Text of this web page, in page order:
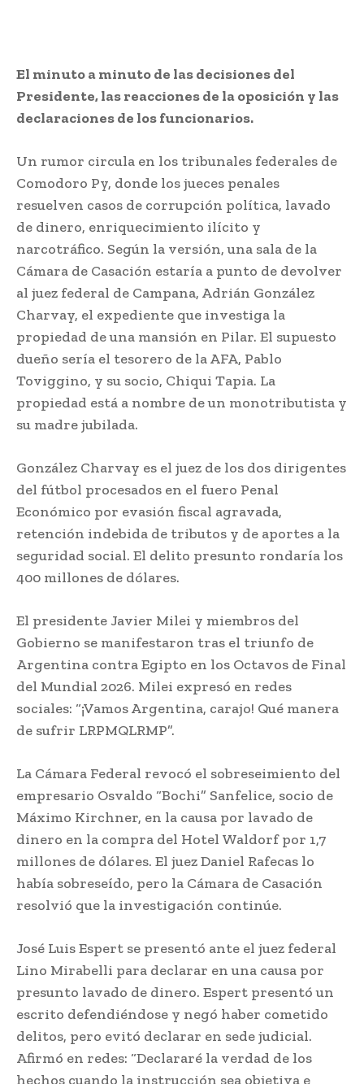
El minuto a minuto de las decisiones del
Presidente, las reacciones de la oposición y las
declaraciones de los funcionarios.
Un rumor circula en los tribunales federales de
Comodoro Py, donde los jueces penales
resuelven casos de corrupción política, lavado
de dinero, enriquecimiento ilícito y
narcotráfico. Según la versión, una sala de la
Cámara de Casación estaría a punto de devolver
al juez federal de Campana, Adrián González
Charvay, el expediente que investiga la
propiedad de una mansión en Pilar. El supuesto
dueño sería el tesorero de la AFA, Pablo
Toviggino, y su socio, Chiqui Tapia. La
propiedad está a nombre de un monotributista y
su madre jubilada.
González Charvay es el juez de los dos dirigentes
del fútbol procesados en el fuero Penal
Económico por evasión fiscal agravada,
retención indebida de tributos y de aportes a la
seguridad social. El delito presunto rondaría los
400 millones de dólares.
El presidente Javier Milei y miembros del
Gobierno se manifestaron tras el triunfo de
Argentina contra Egipto en los Octavos de Final
del Mundial 2026. Milei expresó en redes
sociales: “¡Vamos Argentina, carajo! Qué manera
de sufrir LRPMQLRMP”.
La Cámara Federal revocó el sobreseimiento del
empresario Osvaldo “Bochi” Sanfelice, socio de
Máximo Kirchner, en la causa por lavado de
dinero en la compra del Hotel Waldorf por 1,7
millones de dólares. El juez Daniel Rafecas lo
había sobreseído, pero la Cámara de Casación
resolvió que la investigación continúe.
José Luis Espert se presentó ante el juez federal
Lino Mirabelli para declarar en una causa por
presunto lavado de dinero. Espert presentó un
escrito defendiéndose y negó haber cometido
delitos, pero evitó declarar en sede judicial.
Afirmó en redes: “Declararé la verdad de los
hechos cuando la instrucción sea objetiva e